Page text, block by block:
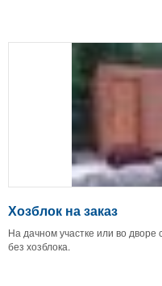
Хозблок на заказ
На дачном участке или во дворе
без хозблока.